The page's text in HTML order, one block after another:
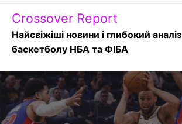
Skip
content
Crossover Report
Найсвіжіші новини і глибокий аналіз
баскетболу НБА та ФІБА